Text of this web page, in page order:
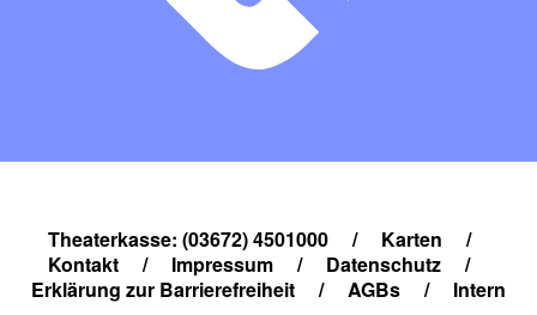
Theaterkasse: (03672) 4501000 / Karten
/
Kontakt
/ Impressum / Datenschutz
/
Erklärung zur Barrierefreiheit
/ AGBs / Intern